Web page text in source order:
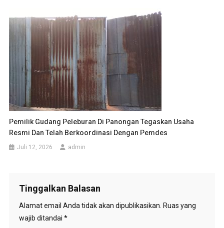
Pemilik Gudang Peleburan Di Panongan Tegaskan Usaha
Resmi Dan Telah Berkoordinasi Dengan Pemdes
Juli 12, 2026 admin
Tinggalkan Balasan
Alamat email Anda tidak akan dipublikasikan. Ruas yang
wajib ditandai *